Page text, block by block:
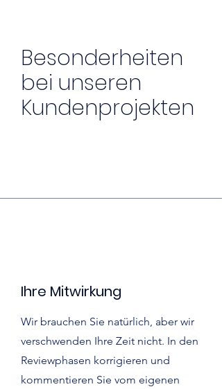
Besonderheiten
bei unseren
Kundenprojekten
Ihre Mitwirkung
Wir brauchen Sie natürlich, aber wir
verschwenden Ihre Zeit nicht. In den
Reviewphasen korrigieren und
kommentieren Sie vom eigenen